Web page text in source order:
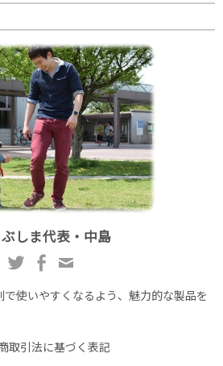
しま代表・中島
使いやすくなるよう、魅力的な製品を
取引法に基づく表記